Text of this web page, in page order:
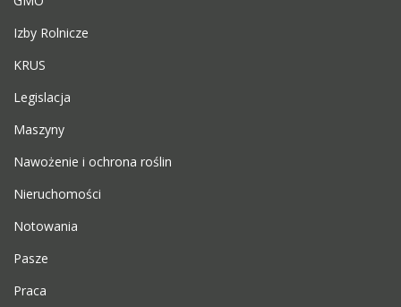
Izby Rolnicze
KRUS
Legislacja
Maszyny
Nawożenie i ochrona roślin
Nieruchomości
Notowania
Pasze
Praca